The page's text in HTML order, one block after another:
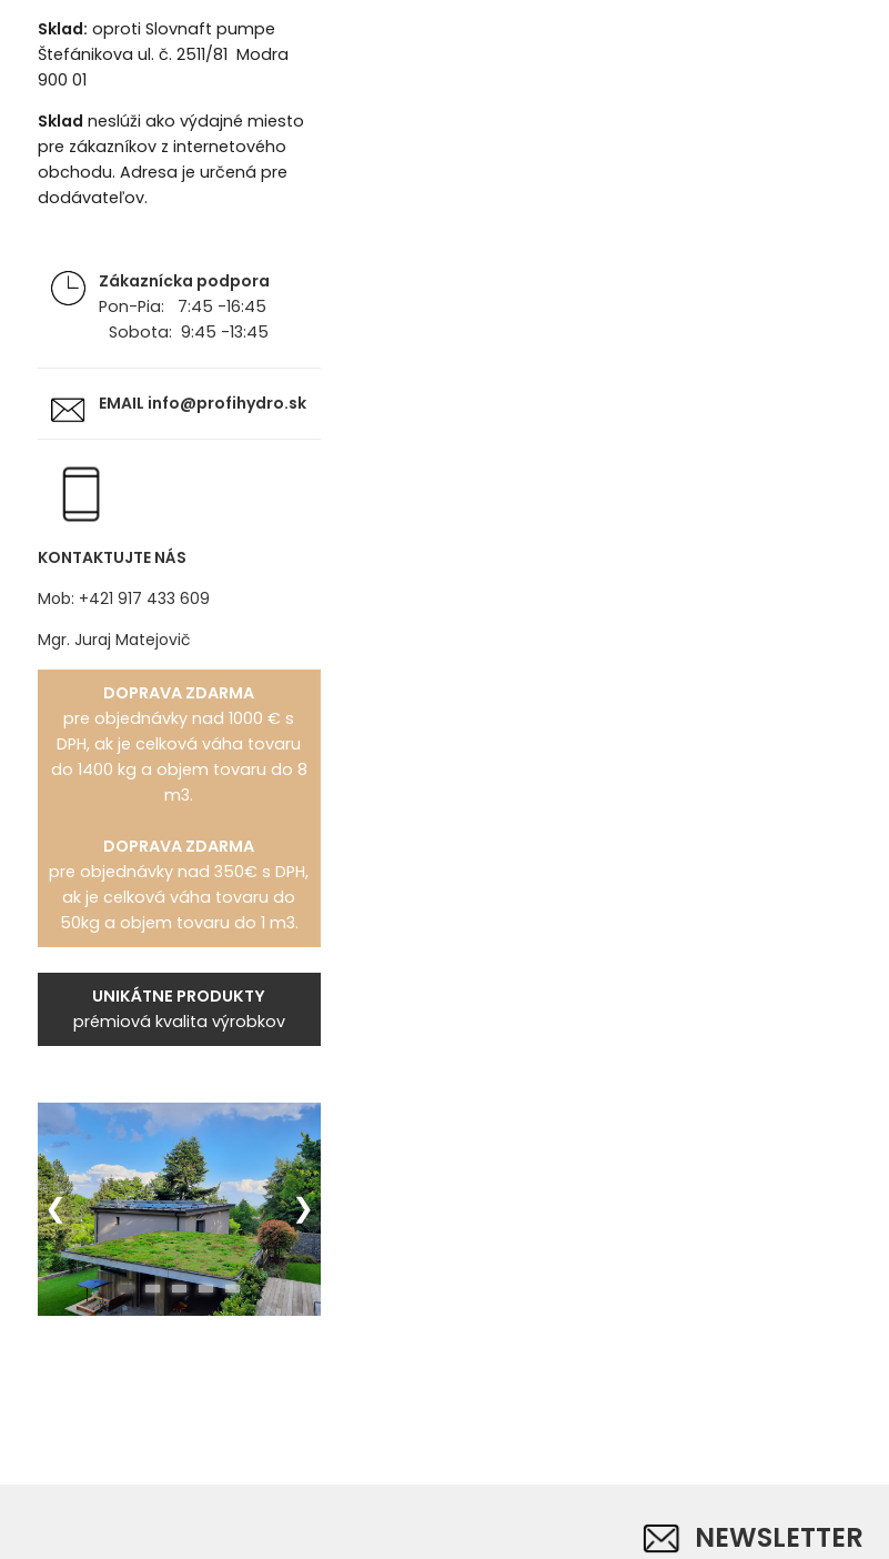
Sklad: oproti Slovnaft pumpe
Štefánikova ul. č. 2511/81 Modra
900 01
Sklad neslúži ako výdajné miesto
pre zákazníkov z internetového
obchodu. Adresa je určená pre
dodávateľov.
Zákaznícka podpora
Pon-Pia: 7:45 -16:45
Sobota: 9:45 -13:45
EMAIL info@profihydro.sk
KONTAKTUJTE NÁS
Mob: +421 917 433 609
Mgr. Juraj Matejovič
DOPRAVA ZDARMA
pre objednávky nad 1000 € s
DPH, ak je celková váha tovaru
do 1400 kg a objem tovaru do 8
m3.
DOPRAVA ZDARMA
pre objednávky nad 350€ s DPH,
ak je celková váha tovaru do
50kg a objem tovaru do 1 m3.
UNIKÁTNE PRODUKTY
prémiová kvalita výrobkov
NEWSLETTER